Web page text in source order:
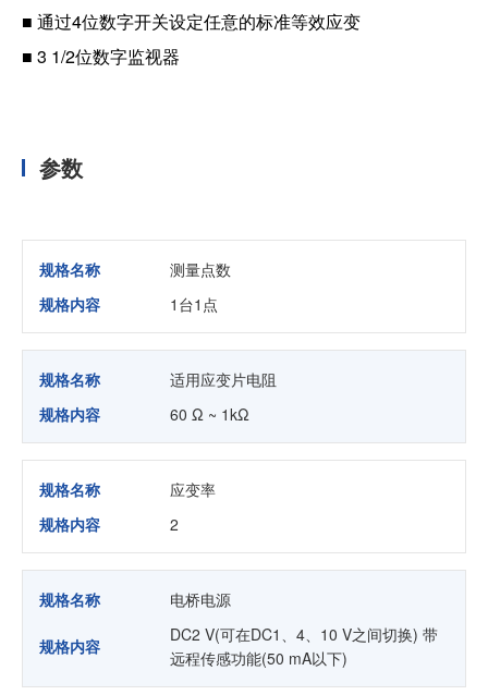
■ 通过4位数字开关设定任意的标准等效应变
■ 3 1/2位数字监视器
参数
规格名称
测量点数
规格内容
1台1点
规格名称
适用应变片电阻
规格内容
60 Ω ~ 1kΩ
规格名称
应变率
规格内容
2
规格名称 电桥电源
规格内容
DC2 V(可在DC1、4、10 V之间切换) 带
远程传感功能(50 mA以下)